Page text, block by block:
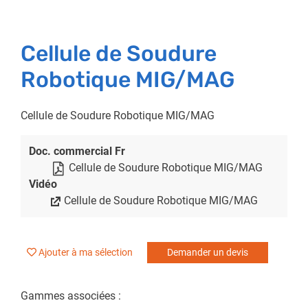
Cellule de Soudure
Robotique MIG/MAG
Cellule de Soudure Robotique MIG/MAG
Doc. commercial Fr
Cellule de Soudure Robotique MIG/MAG
Vidéo
Cellule de Soudure Robotique MIG/MAG
Ajouter à ma sélection Demander un devis
Gammes associées :